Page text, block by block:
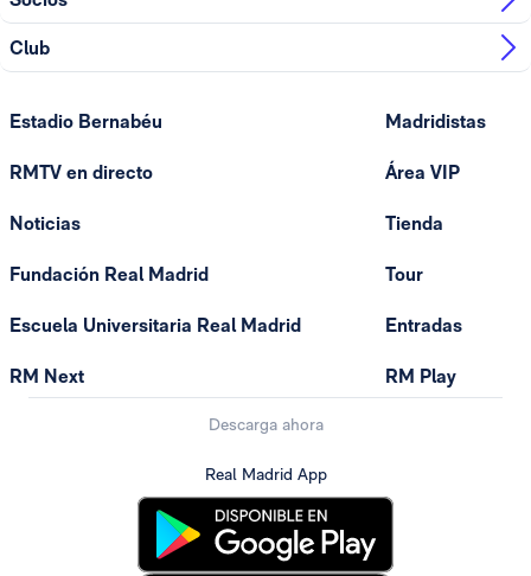
Club
Estadio Bernabéu
RMTV en directo
Noticias
Fundación Real Madrid
Escuela Universitaria Real Madrid
RM Next
Madridistas
Área VIP
Tienda
Tour
Entradas
RM Play
Descarga ahora
Real Madrid App